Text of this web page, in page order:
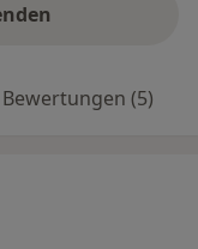
Bewertungen (5)